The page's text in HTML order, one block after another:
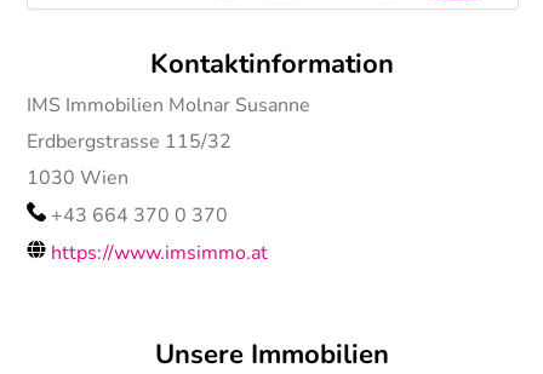
Kontaktinformation
IMS Immobilien Molnar Susanne
Erdbergstrasse 115/32
1030Wien
+43 664 370 0 370
https://www.imsimmo.at
Unsere Immobilien